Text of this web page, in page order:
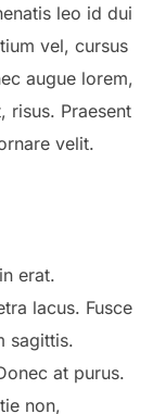
leo id dui
vel, cursus
augue lorem,
risus. Praesent
velit.
erat.
lacus. Fusce
sagittis.
at purus.
non,